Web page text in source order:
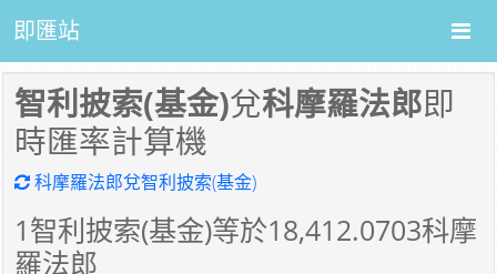
即匯站
智利披索(基金)兌科摩羅法郎即
時匯率計算機
科摩羅法郎兌智利披索(基金)
1智利披索(基金)等於18,412.0703科摩
羅法郎